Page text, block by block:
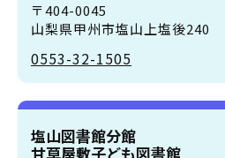
〒404-0045
山梨県甲州市塩山上塩後240
0553-32-1505
塩山図書館分館
甘草屋敷子ども図書館